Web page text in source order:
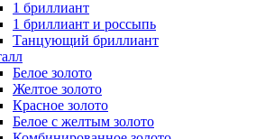
1 бриллиант
1 бриллиант и россыпь
Танцующий бриллиант
Белое золото
Желтое золото
Красное золото
Белое с желтым золото